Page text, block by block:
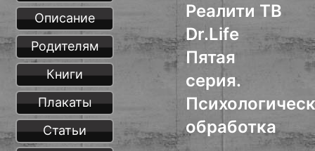
Реалити ТВ
Dr.Life
Пятая
серия.
обработка
Описание
Родителям
Книги
Плакаты
Статьи